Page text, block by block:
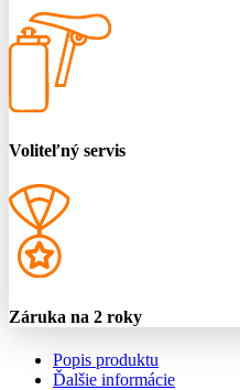
Voliteľný servis
Záruka na 2 roky
Popis produktu
Ďalšie informácie